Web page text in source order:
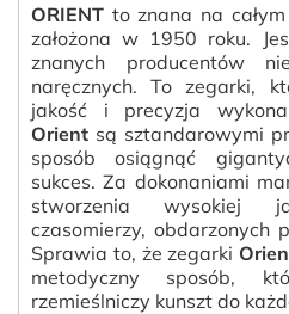
ORIENT to znana na
założona w 1950 roku.
znanych producentów
naręcznych. To zegarki,
jakość i precyzja
Orient są sztandarowymi
sposób osiągnąć
sukces. Za dokonaniami
stworzenia wysokiej
czasomierzy, obdarzonych
Sprawia to, że zegarki
metodyczny sposób,
rzemieślniczy kunszt do